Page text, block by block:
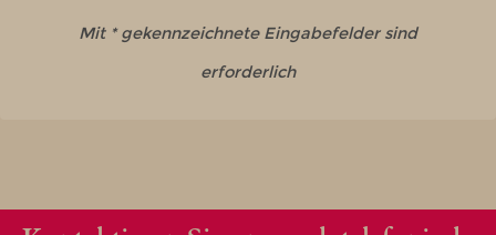
Mit * gekennzeichnete Eingabefelder sind
erforderlich